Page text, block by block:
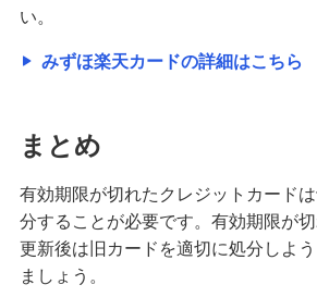
い。
みずほ楽天カードの詳細はこちら
まとめ
有効期限が切れたクレジットカード
分することが必要です。有効期限が切
更新後は旧カードを適切に処分しよ
ましょう。